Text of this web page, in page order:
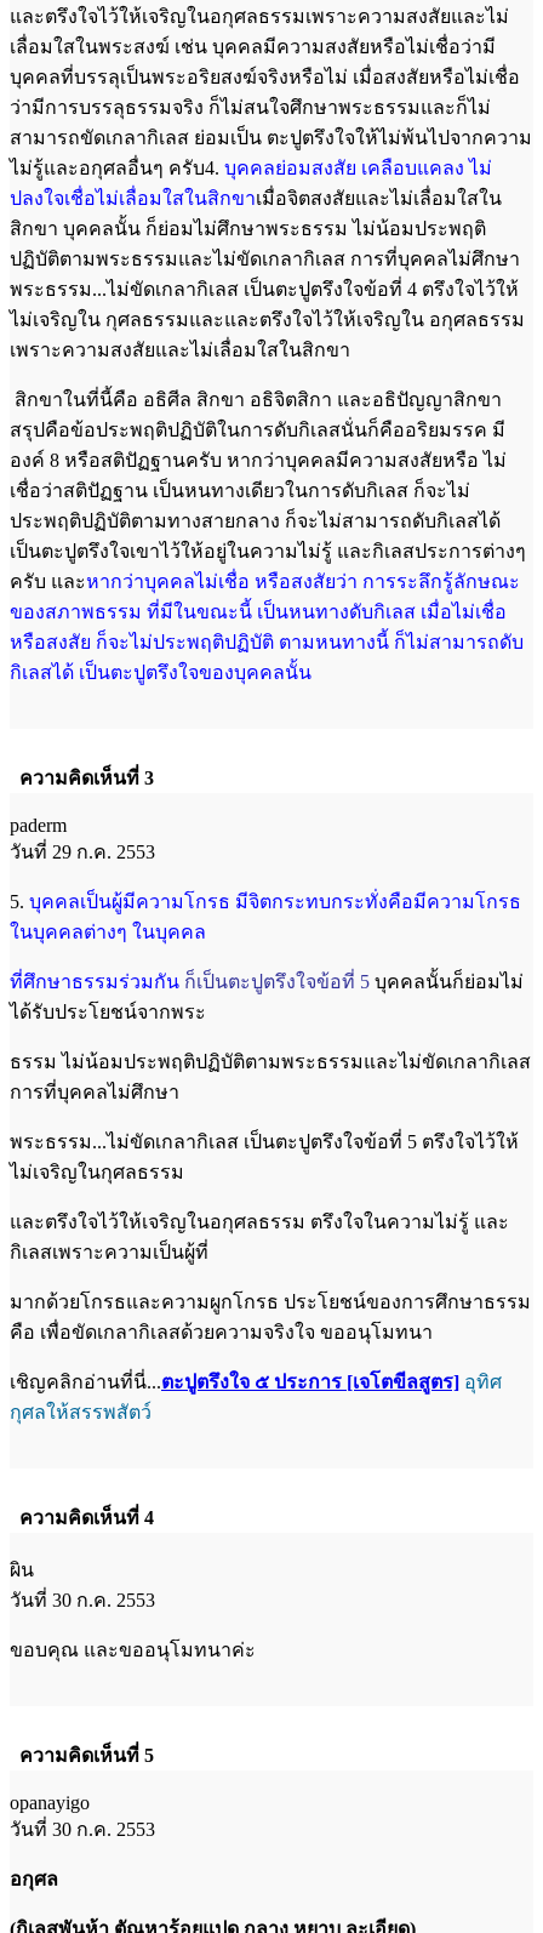
และตรึงใจไว้ให้เจริญในอกุศลธรรมเพราะความสงสัยและไม่
เลื่อมใสในพระสงฆ์ เช่น บุคคลมีความสงสัยหรือไม่เชื่อว่ามี
บุคคลที่บรรลุเป็นพระอริยสงฆ์จริงหรือไม่ เมื่อสงสัยหรือไม่เชื่อ
ว่ามีการบรรลุธรรมจริง ก็ไม่สนใจศึกษาพระธรรมและก็ไม่
สามารถขัดเกลากิเลส ย่อมเป็น ตะปูตรึงใจให้ไม่พ้นไปจากความ
ไม่รู้และอกุศลอื่นๆ ครับ4. บุคคลย่อมสงสัย เคลือบแคลง ไม่
ปลงใจเชื่อไม่เลื่อมใสในสิกขาเมื่อจิตสงสัยและไม่เลื่อมใสใน
สิกขา บุคคลนั้น ก็ย่อมไม่ศึกษาพระธรรม ไม่น้อมประพฤติ
ปฏิบัติตามพระธรรมและไม่ขัดเกลากิเลส การที่บุคคลไม่ศึกษา
พระธรรม...ไม่ขัดเกลากิเลส เป็นตะปูตรึงใจข้อที่ 4 ตรึงใจไว้ให้
ไม่เจริญใน กุศลธรรมและและตรึงใจไว้ให้เจริญใน อกุศลธรรม
เพราะความสงสัยและไม่เลื่อมใสในสิกขา
สิกขาในที่นี้คือ อธิศีล สิกขา อธิจิตสิกา และอธิปัญญาสิกขา
สรุปคือข้อประพฤติปฏิบัติในการดับกิเลสนั่นก็คืออริยมรรค มี
องค์ 8 หรือสติปัฏฐานครับ หากว่าบุคคลมีความสงสัยหรือ ไม่
เชื่อว่าสติปัฏฐาน เป็นหนทางเดียวในการดับกิเลส ก็จะไม่
ประพฤติปฏิบัติตามทางสายกลาง ก็จะไม่สามารถดับกิเลสได้
เป็นตะปูตรึงใจเขาไว้ให้อยู่ในความไม่รู้ และกิเลสประการต่างๆ
ครับ และหากว่าบุคคลไม่เชื่อ หรือสงสัยว่า การระลึกรู้ลักษณะ
ของสภาพธรรม ที่มีในขณะนี้ เป็นหนทางดับกิเลส เมื่อไม่เชื่อ
หรือสงสัย ก็จะไม่ประพฤติปฏิบัติ ตามหนทางนี้ ก็ไม่สามารถดับ
กิเลสได้ เป็นตะปูตรึงใจของบุคคลนั้น
ความคิดเห็นที่ 3
paderm
วันที่ 29 ก.ค. 2553
5. บุคคลเป็นผู้มีความโกรธ มีจิตกระทบกระทั่งคือมีความโกรธ
ในบุคคลต่างๆ ในบุคคล
ที่ศึกษาธรรมร่วมกัน ก็เป็นตะปูตรึงใจข้อที่ 5 บุคคลนั้นก็ย่อมไม่
ได้รับประโยชน์จากพระ
ธรรม ไม่น้อมประพฤติปฏิบัติตามพระธรรมและไม่ขัดเกลากิเลส
การที่บุคคลไม่ศึกษา
พระธรรม...ไม่ขัดเกลากิเลส เป็นตะปูตรึงใจข้อที่ 5 ตรึงใจไว้ให้
ไม่เจริญในกุศลธรรม
และตรึงใจไว้ให้เจริญในอกุศลธรรม ตรึงใจในความไม่รู้ และ
กิเลสเพราะความเป็นผู้ที่
มากด้วยโกรธและความผูกโกรธ ประโยชน์ของการศึกษาธรรม
คือ เพื่อขัดเกลากิเลสด้วยความจริงใจ ขออนุโมทนา
เชิญคลิกอ่านที่นี่...ตะปูตรึงใจ ๕ ประการ [เจโตขีลสูตร] อุทิศ
กุศลให้สรรพสัตว์
ความคิดเห็นที่ 4
ผิน
วันที่ 30 ก.ค. 2553
ขอบคุณ และขออนุโมทนาค่ะ
ความคิดเห็นที่ 5
opanayigo
วันที่ 30 ก.ค. 2553
อกุศล
(กิเลสพันห้า ตัณหาร้อยแปด กลาง หยาบ ละเอียด)